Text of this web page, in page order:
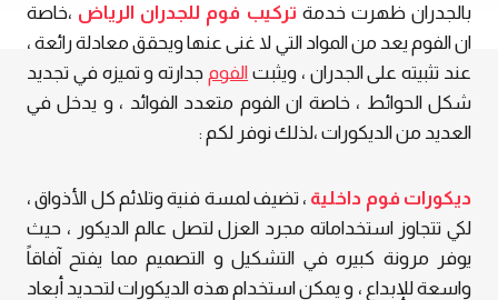
بالجدران ظهرت خدمة تركيب فوم للجدران الرياض ،خاصة
ان الفوم يعد من المواد التي لا غنى عنها ويحقق معادلة رائعة ،
عند تثبيته على الجدران ، ويثبت الفوم جدارته و تميزه في تجديد
شكل الحوائط ، خاصة ان الفوم متعدد الفوائد ، و يدخل في
العديد من الديكورات ،لذلك نوفر لكم :
ديكورات فوم داخلية ، تضيف لمسة فنية وتلائم كل الأذواق ،
لكي تتجاوز استخداماته مجرد العزل لتصل عالم الديكور ، حيث
يوفر مرونة كبيره في التشكيل و التصميم مما يفتح آفاقاً
واسعة للإبداع ، و يمكن استخدام هذه الديكورات لتحديد أبعاد